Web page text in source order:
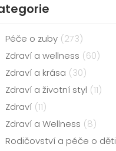
Péče o zuby (273)
Zdraví a wellness (60)
Zdraví a krása (30)
Zdraví a životní styl (11)
Zdraví (11)
Zdraví a Wellness (8)
Rodičovství a péče o děti